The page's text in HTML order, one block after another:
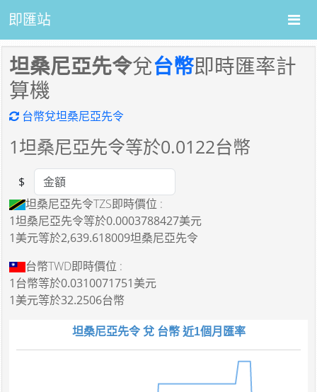
即匯站
坦桑尼亞先令兌台幣即時匯率計
算機
台幣兌坦桑尼亞先令
1坦桑尼亞先令等於0.0122台幣
Amount
$
坦桑尼亞先令TZS即時價位 :
1坦桑尼亞先令等於0.0003788427美元
1美元等於2,639.618009坦桑尼亞先令
台幣TWD即時價位 :
1台幣等於0.0310071751美元
1美元等於32.2506台幣
坦桑尼亞先令 兌 台幣 近1個月匯率